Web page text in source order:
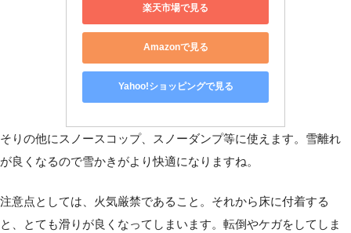
楽天市場で見る
Amazonで見る
Yahoo!ショッピングで見る
そりの他にスノースコップ、スノーダンプ等に使えます。雪離れ
が良くなるので雪かきがより快適になりますね。
注意点としては、火気厳禁であること。それから床に付着する
と、とても滑りが良くなってしまいます。転倒やケガをしてしま